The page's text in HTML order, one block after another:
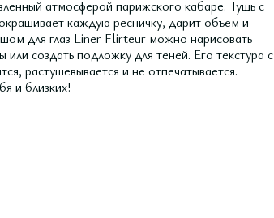
атмосферой парижского кабаре. Тушь с
каждую ресничку, дарит объем и
для глаз Liner Flirteur можно нарисовать
или создать подложку для теней. Его текстура с
растушевывается и не отпечатывается.
и близких!